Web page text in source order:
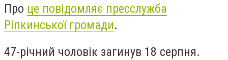
Про це повідомляє пресслужба
Ріпкинської громади.
47-річний чоловік загинув 18 серпня.